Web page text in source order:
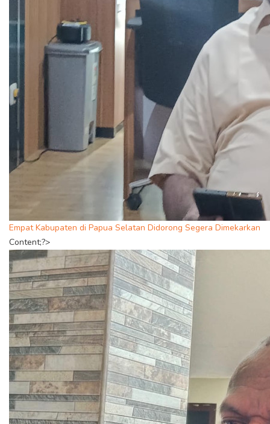
Empat Kabupaten di Papua Selatan Didorong Segera Dimekarkan
Content;?>